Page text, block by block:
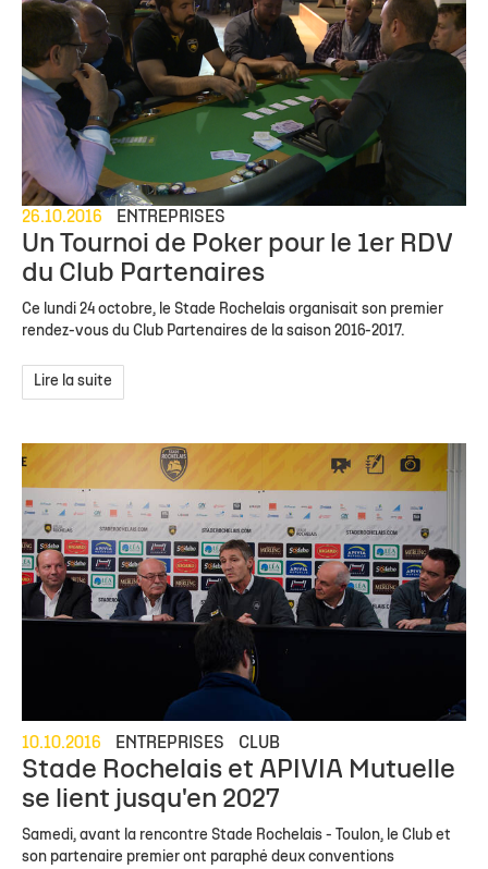
26.10.2016 ENTREPRISES
Un Tournoi de Poker pour le 1er RDV
du Club Partenaires
Ce lundi 24 octobre, le Stade Rochelais organisait son premier
rendez-vous du Club Partenaires de la saison 2016-2017.
Lire la suite
10.10.2016 ENTREPRISES CLUB
Stade Rochelais et APIVIA Mutuelle
se lient jusqu'en 2027
Samedi, avant la rencontre Stade Rochelais - Toulon, le Club et
son partenaire premier ont paraphé deux conventions